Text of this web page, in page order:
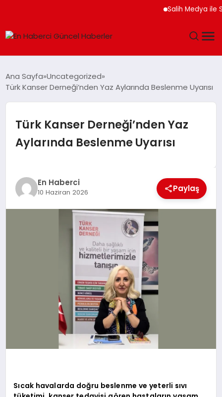
Salih Medya ile
SAĞLIK
TEKNOLOJI
DÜNYA
Ana Sayfa Uncategorized
Türk Kanser Derneği’nden Yaz Aylarında Beslenme Uyarısı
Türk Kanser Derneği’nden Yaz
Aylarında Beslenme Uyarısı
En Haberci
10 Haziran 2026 Paylaş
Sıcak havalarda doğru beslenme ve yeterli sıvı